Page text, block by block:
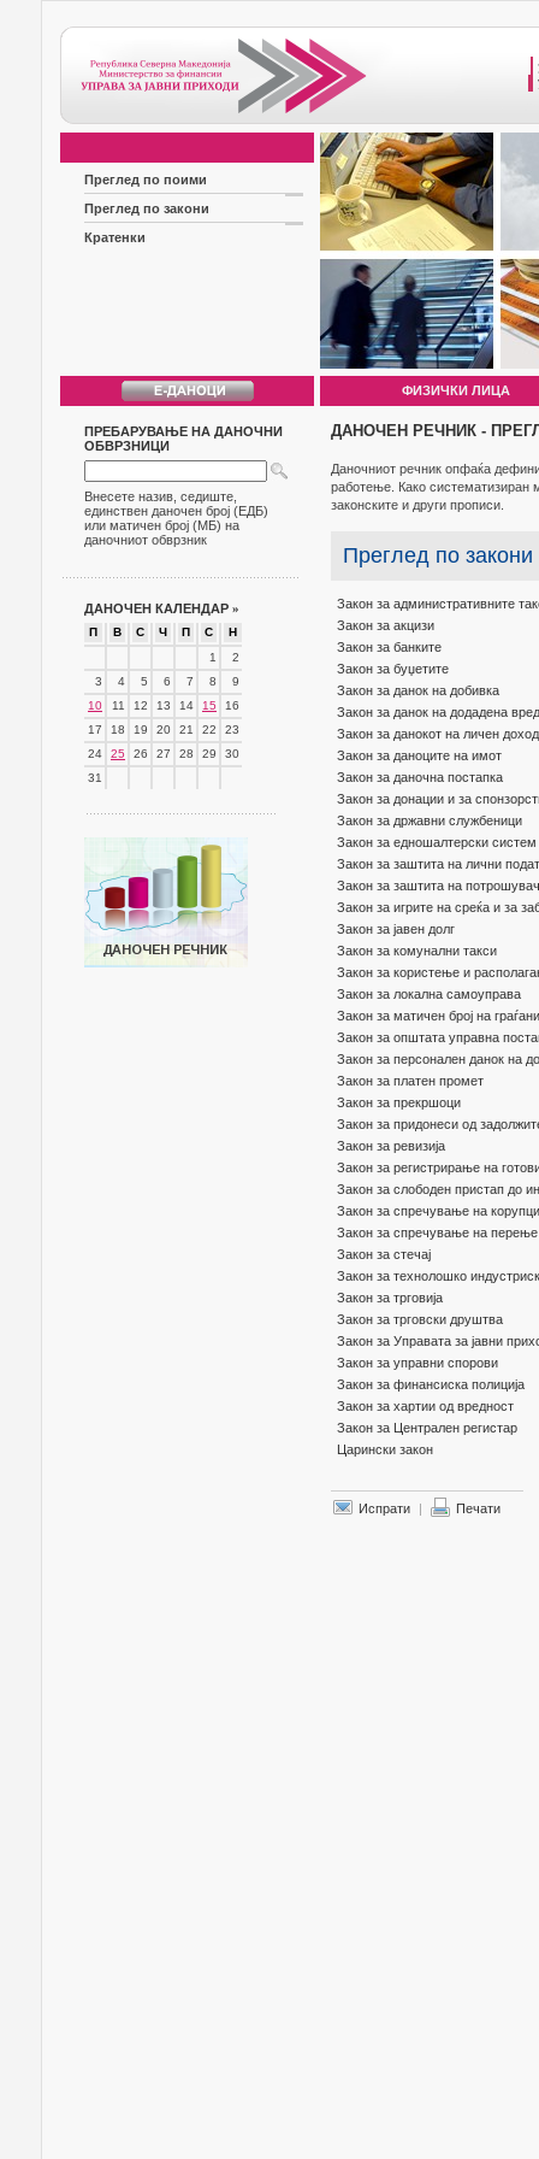
Преглед по поими
Преглед по закони
Кратенки
ФИЗИЧКИ ЛИЦА
ПРЕБАРУВАЊЕ НА ДАНОЧНИ
ОБВРЗНИЦИ
Внесете назив, седиште,
единствен даночен број (ЕДБ)
или матичен број (МБ) на
даночниот обврзник
ДАНОЧЕН КАЛЕНДАР »
П В С Ч П С
Н
1
2
3
4 5 6 7 8
9
10
11 12 13 14 15
16
17
18 19 20 21 22
23
24
25 26 27 28 29
30
31
ДАНОЧЕН РЕЧНИК -
Даночниот речник опфаќа
работење. Како систематизиран
законските и други прописи.
Преглед по закони
Закон за административните
Закон за акцизи
Закон за банките
Закон за буџетите
Закон за данок на добивка
Закон за данок на додадена
Закон за данокот на личен доход
Закон за даноците на имот
Закон за даночна постапка
Закон за донации и за
Закон за државни службеници
Закон за едношалтерски систем
Закон за заштита на лични
Закон за заштита на
Закон за игрите на среќа и за
Закон за јавен долг
Закон за комунални такси
Закон за користење и
Закон за локална самоуправа
Закон за матичен број на
Закон за општата управна
Закон за персонален данок на
Закон за платен промет
Закон за прекршоци
Закон за придонеси од
Закон за ревизија
Закон за регистрирање на
Закон за слободен пристап до
Закон за спречување на
Закон за спречување на
Закон за стечај
Закон за технолошко
Закон за трговија
Закон за трговски друштва
Закон за Управата за јавни
Закон за управни спорови
Закон за финансиска полиција
Закон за хартии од вредност
Закон за Централен регистар
Царински закон
Испрати | Печати